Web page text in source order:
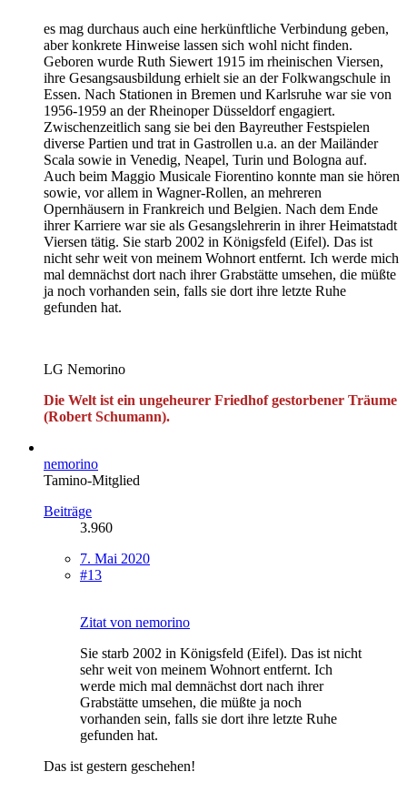
es mag durchaus auch eine herkünftliche Verbindung geben,
aber konkrete Hinweise lassen sich wohl nicht finden.
Geboren wurde Ruth Siewert 1915 im rheinischen Viersen,
ihre Gesangsausbildung erhielt sie an der Folkwangschule in
Essen. Nach Stationen in Bremen und Karlsruhe war sie von
1956-1959 an der Rheinoper Düsseldorf engagiert.
Zwischenzeitlich sang sie bei den Bayreuther Festspielen
diverse Partien und trat in Gastrollen u.a. an der Mailänder
Scala sowie in Venedig, Neapel, Turin und Bologna auf.
Auch beim Maggio Musicale Fiorentino konnte man sie hören
sowie, vor allem in Wagner-Rollen, an mehreren
Opernhäusern in Frankreich und Belgien. Nach dem Ende
ihrer Karriere war sie als Gesangslehrerin in ihrer Heimatstadt
Viersen tätig. Sie starb 2002 in Königsfeld (Eifel). Das ist
nicht sehr weit von meinem Wohnort entfernt. Ich werde mich
mal demnächst dort nach ihrer Grabstätte umsehen, die müßte
ja noch vorhanden sein, falls sie dort ihre letzte Ruhe
gefunden hat.
LG Nemorino
Die Welt ist ein ungeheurer Friedhof gestorbener Träume
(Robert Schumann).
nemorino
Tamino-Mitglied
Beiträge
3.960
7. Mai 2020
#13
Zitat von nemorino
Sie starb 2002 in Königsfeld (Eifel). Das ist nicht
sehr weit von meinem Wohnort entfernt. Ich
werde mich mal demnächst dort nach ihrer
Grabstätte umsehen, die müßte ja noch
vorhanden sein, falls sie dort ihre letzte Ruhe
gefunden hat.
Das ist gestern geschehen!